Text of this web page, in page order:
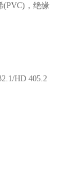
(PVC)，绝缘
HD 405.2